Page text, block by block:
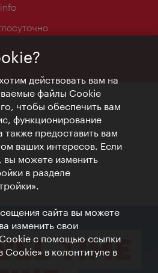
действовать вам на
файлы Cookie
чтобы обеспечить вам
функционирование
также предоставить вам
ваших интересов. Если
вы можете изменить
в разделе
сайта вы можете
изменить свои
с помощью ссылки
в колонтитуле в